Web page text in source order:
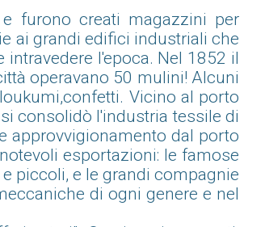
furono creati magazzini per
ai grandi edifici industriali che
l'epoca. Nel 1852 il
operavano 50 mulini! Alcuni
Vicino al porto
consolidò l'industria tessile di
approvvigionamento dal porto
esportazioni: le famose
piccoli, e le grandi compagnie
di ogni genere e nel